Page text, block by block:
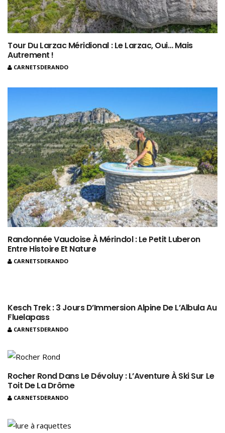
Tour Du Larzac Méridional : Le Larzac, Oui… Mais
Autrement !
CARNETSDERANDO
Randonnée Vaudoise À Mérindol : Le Petit Luberon
Entre Histoire Et Nature
CARNETSDERANDO
Kesch Trek : 3 Jours D’Immersion Alpine De L’Albula Au
Fluelapass
CARNETSDERANDO
Rocher Rond Dans Le Dévoluy : L’Aventure À Ski Sur Le
Toit De La Drôme
CARNETSDERANDO